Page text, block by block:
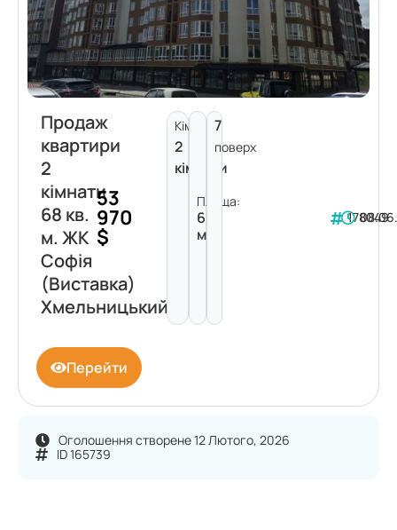
Оголошення створене 12 Лютого, 2026
ID 165739
Продаж
квартири
2
кімнати
68 кв.
м. ЖК
Софія
(Виставка)
Хмельницький
53
970
$
Кімнат:
2
кімнати
Площа:
68
м²
7
поверх
178049
Перейти